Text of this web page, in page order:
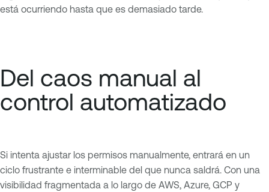
está ocurriendo hasta que es demasiado tarde.
Del caos manual al
control automatizado
Si intenta ajustar los permisos manualmente, entrará en un
ciclo frustrante e interminable del que nunca saldrá. Con una
visibilidad fragmentada a lo largo de AWS, Azure, GCP y